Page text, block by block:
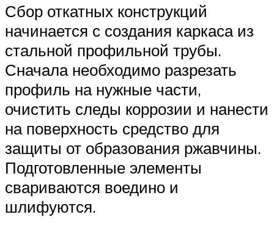
Сбор откатных конструкций
начинается с создания каркаса из
стальной профильной трубы.
Сначала необходимо разрезать
профиль на нужные части,
очистить следы коррозии и нанести
на поверхность средство для
защиты от образования ржавчины.
Подготовленные элементы
свариваются воедино и
шлифуются.